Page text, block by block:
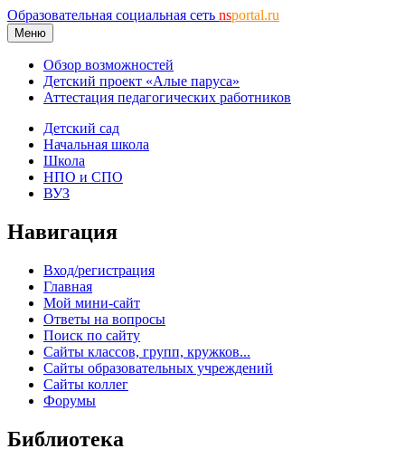
Образовательная социальная сеть nsportal.ru
Меню
Обзор возможностей
Детский проект «Алые паруса»
Аттестация педагогических работников
Детский сад
Начальная школа
Школа
НПО и СПО
ВУЗ
Навигация
Вход/регистрация
Главная
Мой мини-сайт
Ответы на вопросы
Поиск по сайту
Сайты классов, групп, кружков...
Сайты образовательных учреждений
Сайты коллег
Форумы
Библиотека